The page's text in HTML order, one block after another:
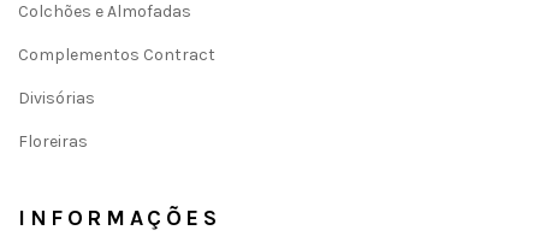
Colchões e Almofadas
Complementos Contract
Divisórias
Floreiras
INFORMAÇÕES